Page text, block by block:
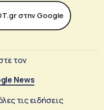
στην Google
τον
News
τις ειδήσεις